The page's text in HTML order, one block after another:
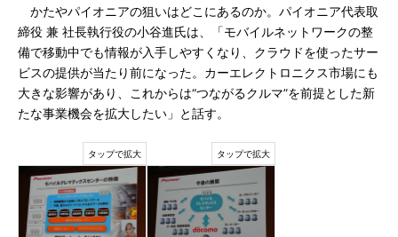
かたやパイオニアの狙いはどこにあるのか。パイオニア代表取
締役 兼 社長執行役の小谷進氏は、「モバイルネットワークの整
備で移動中でも情報が入手しやすくなり、クラウドを使ったサー
ビスの提供が当たり前になった。カーエレクトロニクス市場にも
大きな影響があり、これからは“つながるクルマ”を前提とした新
たな事業機会を拡大したい」と話す。